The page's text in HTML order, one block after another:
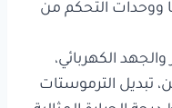
ووحدات التحكم من
الكهربائي،
تبديل الترموستات